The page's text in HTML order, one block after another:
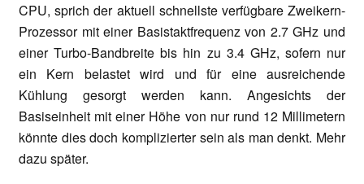
CPU, sprich der aktuell schnellste verfügbare Zweikern-
Prozessor mit einer Basistaktfrequenz von 2.7 GHz und
einer Turbo-Bandbreite bis hin zu 3.4 GHz, sofern nur
ein Kern belastet wird und für eine ausreichende
Kühlung gesorgt werden kann. Angesichts der
Basiseinheit mit einer Höhe von nur rund 12 Millimetern
könnte dies doch komplizierter sein als man denkt. Mehr
dazu später.